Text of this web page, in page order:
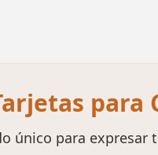
único para expresar